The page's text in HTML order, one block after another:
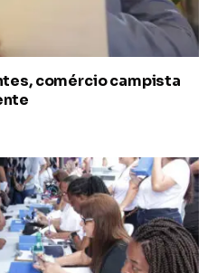
comércio campista